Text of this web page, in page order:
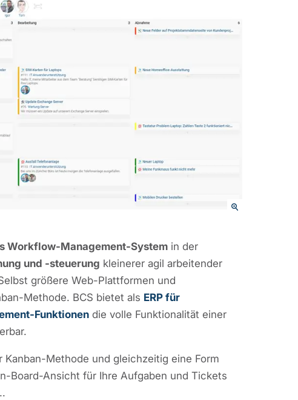
Workflow-Management-Systemin der
und -steuerung kleinerer agil arbeitender
größere Web-Plattformen und
Methode. BCS bietet als ERP für
Funktionendie volle Funktionalität einer
Kanban-Methode und gleichzeitig eine Form
Board-Ansicht für Ihre Aufgaben und Tickets